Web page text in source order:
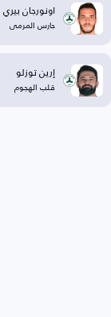
اونورجان بيري
حارس المرمى
إرين توزلو
قلب الهجوم